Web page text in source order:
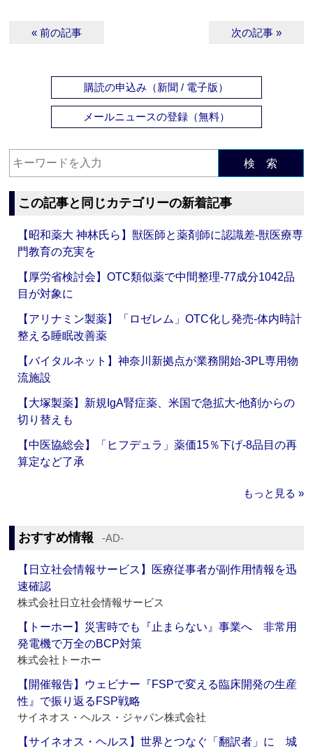
« 前の記事 次の記事 »
購読の申込み（新聞 / 電子版）
メールニュースの登録（無料）
検 索
この記事と同じカテゴリーの新着記事
【昭和薬大 神林氏ら】獣医師と薬剤師に認識差‐獣医療専
門教育の充実を
【厚労省検討会】OTC類似薬で中間整理‐77成分1042品
目が対象に
【アリナミン製薬】「ロゼレム」OTC化し発売‐体内時計
整える睡眠改善薬
【バイタルネット】神奈川新拠点が業務開始‐3PL専用物
流施設
【大塚製薬】新規IgA腎症薬、米国で急拡大‐他剤からの
切り替えも
【中医協総会】「ヒフデュラ」薬価15％下げ‐8品目の再
算定など了承
もっと見る »
おすすめ情報 ‐AD‐
【日立社会情報サービス】医療従事者が副作用情報を迅
速確認
株式会社日立社会情報サービス
【トーホー】災害時でも『止まらない』事業へ 非常用
発電機で万全のBCP対策
株式会社トーホー
【開催報告】ウェビナー『FSPで変える臨床開発の生産
性』で振り返るFSP戦略
サイネオス・ヘルス・ジャパン株式会社
【サイネオス・ヘルス】世界とつなぐ「翻訳者」に 城